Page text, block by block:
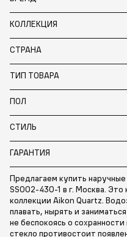
КОЛЛЕКЦИЯ
СТРАНА
ТИП ТОВАРА
ПОЛ
СТИЛЬ
ГАРАНТИЯ
Предлагаем купить
SS002-430-1 в г. Москва.
коллекции Aikon Quartz.
плавать, нырять и
не беспокоясь о
стекло противостоит